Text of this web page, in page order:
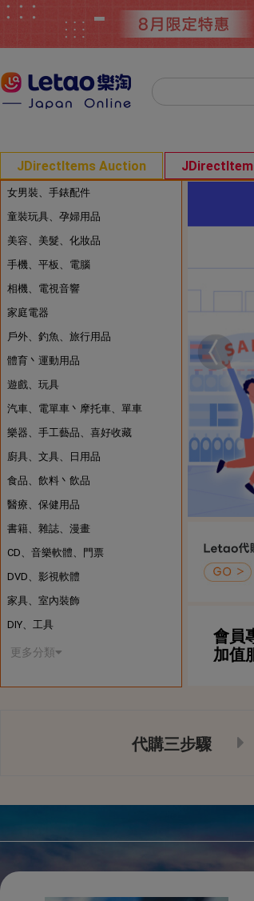
JDirectItems Auction
女男裝、手錶配件
童裝玩具、孕婦用品
美容、美髮、化妝品
手機、平板、電腦
相機、電視音響
家庭電器
戶外、釣魚、旅行用品
體育丶運動用品
遊戲、玩具
汽車、電單車丶摩托車、單車
樂器、手工藝品、喜好收藏
廚具、文具、日用品
食品、飲料丶飲品
醫療、保健用品
書籍、雜誌、漫畫
CD、音樂軟體、門票
DVD、影視軟體
家具、室內裝飾
DIY、工具
更多分類
會員
加值
代購三步驟